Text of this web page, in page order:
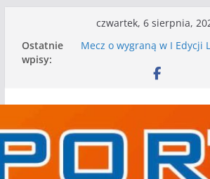
treści
czwartek, 6 sierpnia,
Ostatnie
wpisy:
Mecz o wygraną w I Edycji
Nasze piłkarskie zespoły
Kolejne gry kontrolne
WKS wygrywa pierwszą
Gwdzie Wielkiej
I mamy kolejne gry
granie przed nami